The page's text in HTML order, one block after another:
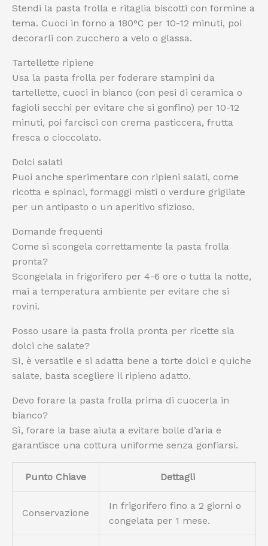
Stendi la pasta frolla e ritaglia biscotti con formine a
tema. Cuoci in forno a 180°C per 10-12 minuti, poi
decorarli con zucchero a velo o glassa.
Tartellette ripiene
Usa la pasta frolla per foderare stampini da
tartellette, cuoci in bianco (con pesi di ceramica o
fagioli secchi per evitare che si gonfino) per 10-12
minuti, poi farcisci con crema pasticcera, frutta
fresca o cioccolato.
Dolci salati
Puoi anche sperimentare con ripieni salati, come
ricotta e spinaci, formaggi misti o verdure grigliate
per un antipasto o un aperitivo sfizioso.
Domande frequenti
Come si scongela correttamente la pasta frolla
pronta?
Scongelala in frigorifero per 4-6 ore o tutta la notte,
mai a temperatura ambiente per evitare che si
rovini.
Posso usare la pasta frolla pronta per ricette sia
dolci che salate?
Sì, è versatile e si adatta bene a torte dolci e quiche
salate, basta scegliere il ripieno adatto.
Devo forare la pasta frolla prima di cuocerla in
bianco?
Sì, forare la base aiuta a evitare bolle d’aria e
garantisce una cottura uniforme senza gonfiarsi.
Punto Chiave Dettagli
Conservazione
In frigorifero fino a 2 giorni o
congelata per 1 mese.